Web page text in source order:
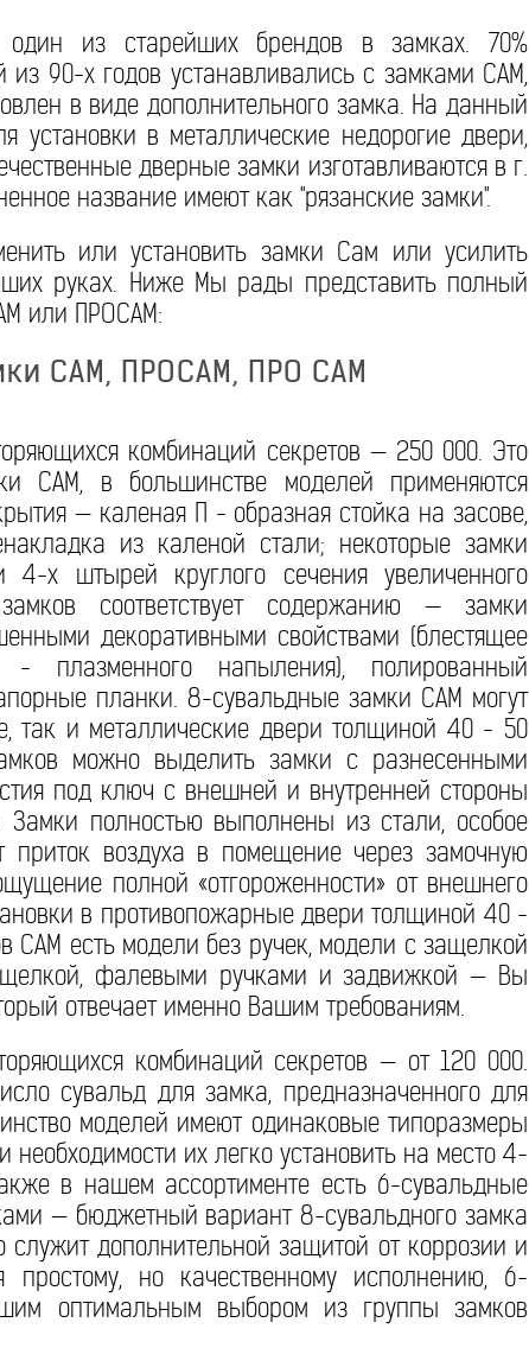
из старейших брендов в замках. 70%
из 90-х годов устанавливались с замками САМ,
в виде дополнительного замка. На данный
установки в металлические недорогие двери,
дверные замки изготавливаются в г.
название имеют как "рязанские замки".
или установить замки Сам или усилить
руках. Ниже Мы рады представить полный
или ПРОСАМ:
САМ, ПРОСАМ, ПРО САМ
комбинаций секретов — 250 000. Это
САМ, в большинстве моделей применяются
— каленая П - образная стойка на засове,
из каленой стали; некоторые замки
х штырей круглого сечения увеличенного
соответствует содержанию — замки
декоративными свойствами (блестящее
плазменного напыления), полированный
планки. 8-сувальдные замки САМ могут
так и металлические двери толщиной 40 - 50
можно выделить замки с разнесенными
под ключ с внешней и внутренней стороны
Замки полностью выполнены из стали, особое
приток воздуха в помещение через замочную
полной «отгороженности» от внешнего
в противопожарные двери толщиной 40 -
САМ есть модели без ручек, модели с защелкой
фалевыми ручками и задвижкой — Вы
отвечает именно Вашим требованиям.
комбинаций секретов — от 120 000.
сувальд для замка, предназначенного для
моделей имеют одинаковые типоразмеры
их легко установить на место 4-
в нашем ассортименте есть 6-сувальдные
— бюджетный вариант 8-сувальдного замка
дополнительной защитой от коррозии и
но качественному исполнению, 6-
оптимальным выбором из группы замков